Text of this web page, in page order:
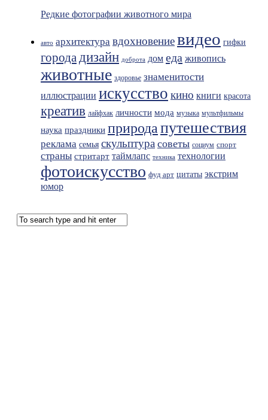
Редкие фотографии животного мира
авто архитектура вдохновениевидео гифки
городадизайн доброта дом еда живопись
животные здоровье знаменитости
иллюстрации искусство кино книги красота
креатив лайфхак личности мода музыка мультфильмы
наука праздники природапутешествия
реклама семья скульптура советы социум спорт
страны стритарт таймлапс техника технологии
фотоискусство фуд арт цитаты экстрим
юмор